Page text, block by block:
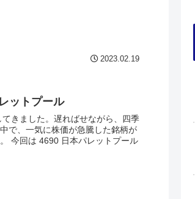
2023.02.19
ットプール
きました。遅ればせながら、四季
で、一気に株価が急騰した銘柄が
今回は 4690 日本パレットプール